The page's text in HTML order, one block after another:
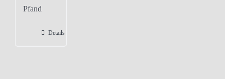
Pfand
Details